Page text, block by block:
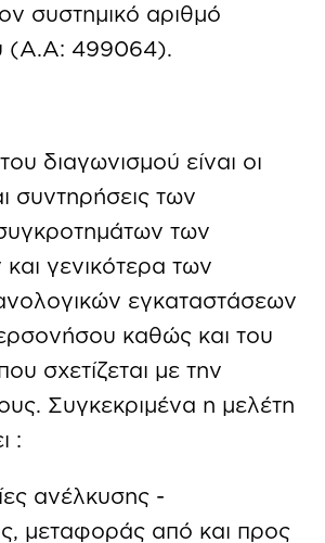
συστημικό αριθμό
(Α.Α: 499064).
διαγωνισμού είναι οι
συντηρήσεις των
των
γενικότερα των
εγκαταστάσεων
καθώς και του
σχετίζεται με την
Συγκεκριμένα η μελέτη
:
ανέλκυσης -
μεταφοράς από και προς